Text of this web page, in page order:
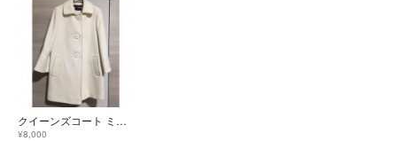
クイーンズコート ミディコート コート ウールコート 防寒 ホワイト 白 清楚
¥8,000